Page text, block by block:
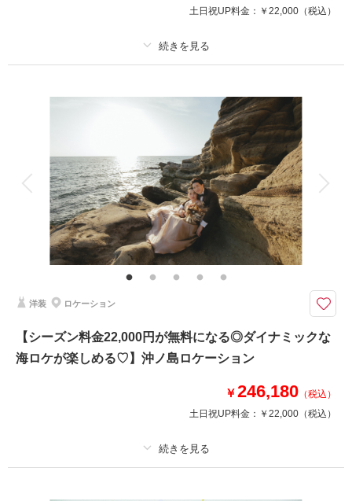
撮影場所： 成田空港
撮影日の空き
を確認する
土日祝UP料金： ￥22,000 （税込）
新郎衣装1着
小物一式
データ 200 カット 台紙付写真
衣装追加 会食 挙式
家族と撮影 家族用衣装レンタル ペットと撮影
その他含むもの
出張料 / ヘアメイクアテンド / ライブレタッチ
しっとりとした情緒ある雰囲気で撮影ができる邸宅フォトプラン
明治23年に建造された歴史的建造物。室内で掛け替えもできるため色打
隣接している「さくら庭園」や近くにある竹林でも撮影が可能◎
凛とした雰囲気の邸宅で残す全データ付きのプランです。
2026年3月31日
洋装 ロケーション
【シーズン料金22,000円が無料になる◎ダイナミックな
海ロケが楽しめる♡】沖ノ島ロケーション
￥246,180 （税込）
土日祝UP料金： ￥22,000 （税込）